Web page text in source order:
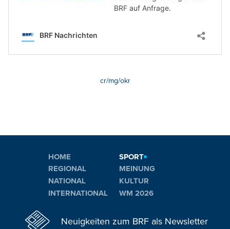
cr/mg/okr
HOME
REGIONAL
NATIONAL
INTERNATIONAL
SPORT
MEINUNG
KULTUR
WM 2026
Neuigkeiten zum BRF als Newsletter